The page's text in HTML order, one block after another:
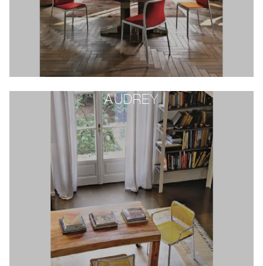
AUDREY